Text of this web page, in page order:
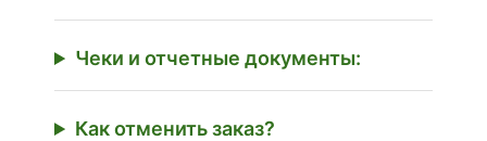
Чеки и отчетные документы:
Как отменить заказ?